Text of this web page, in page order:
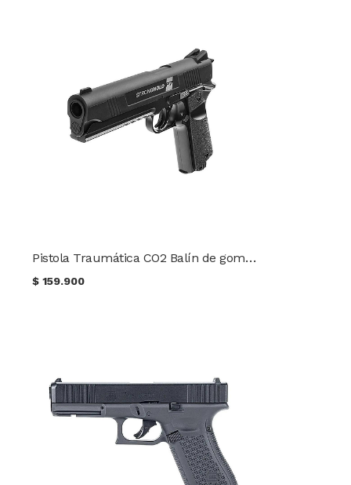
Pistola Traumática CO2 Balín de goma Crosman Stronghold P7 Cal. 50
$159.900